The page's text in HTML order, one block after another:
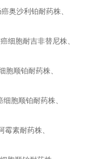
奥沙利铂耐药株
细胞耐吉非替尼株
胞顺铂耐药株
细胞顺铂耐药株
霉素耐药株